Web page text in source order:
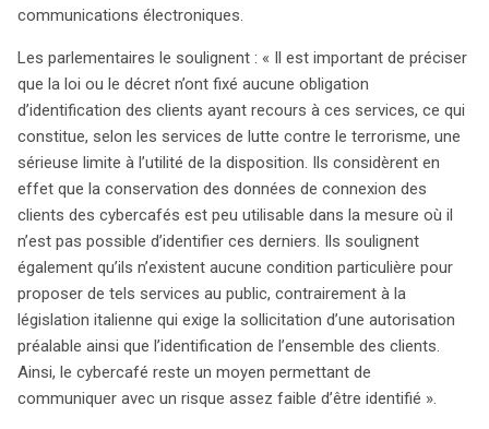
communications électroniques.
Les parlementaires le soulignent : « Il est important de préciser
que la loi ou le décret n’ont fixé aucune obligation
d’identification des clients ayant recours à ces services, ce qui
constitue, selon les services de lutte contre le terrorisme, une
sérieuse limite à l’utilité de la disposition. Ils considèrent en
effet que la conservation des données de connexion des
clients des cybercafés est peu utilisable dans la mesure où il
n’est pas possible d’identifier ces derniers. Ils soulignent
également qu’ils n’existent aucune condition particulière pour
proposer de tels services au public, contrairement à la
législation italienne qui exige la sollicitation d’une autorisation
préalable ainsi que l’identification de l’ensemble des clients.
Ainsi, le cybercafé reste un moyen permettant de
communiquer avec un risque assez faible d’être identifié ».